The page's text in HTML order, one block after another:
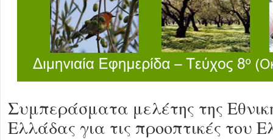
Συμπεράσματα μελέτης της
Ελλάδας για τις προοπτικές του